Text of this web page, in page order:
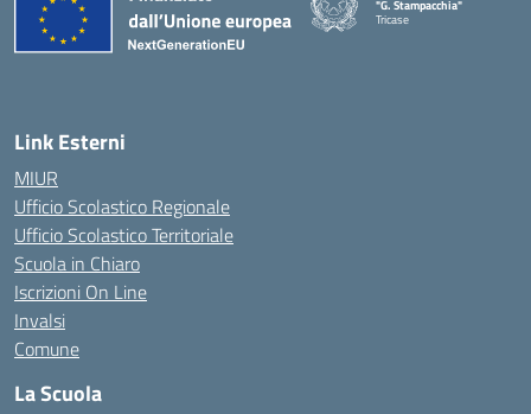
"G. Stampacchia"
Tricase
Link Esterni
MIUR
Ufficio Scolastico Regionale
Ufficio Scolastico Territoriale
Scuola in Chiaro
Iscrizioni On Line
Invalsi
Comune
La Scuola